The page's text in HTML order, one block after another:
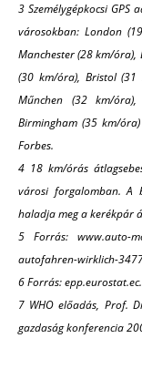
3 Személygépkocsi GPS
városokban: London
Manchester (28 km/óra),
(30 km/óra), Bristol (31
Műnchen (32 km/
Birmingham (35 km/
Forbes.
4 18 km/órás
városi forgalomban. A
haladja meg a kerékpár
5 Forrás: www.auto-
autofahren-wirklich-
6 Forrás:
7 WHO előadás, Prof.
gazdaság konferencia